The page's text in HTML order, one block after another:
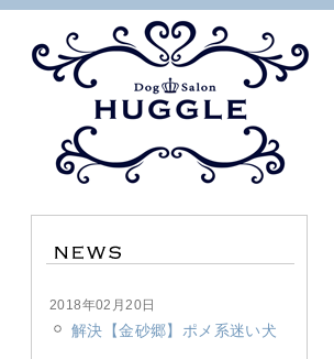
2018年02月20日
解決【金砂郷】ポメ系迷い犬